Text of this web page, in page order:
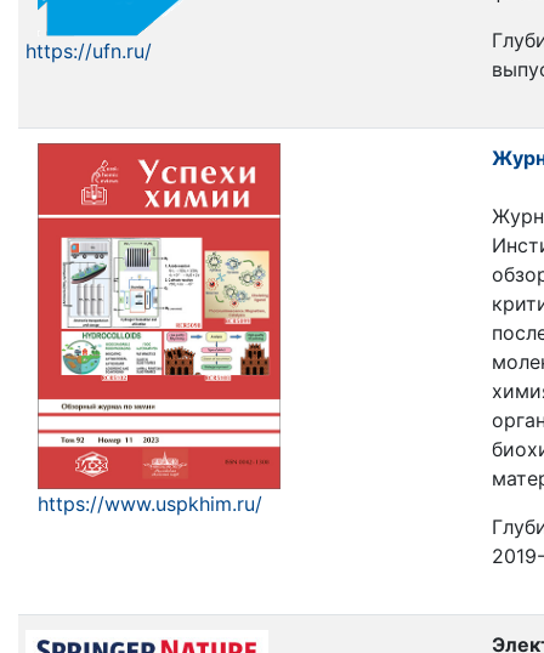
https://ufn.ru/
https://www.uspkhim.ru/